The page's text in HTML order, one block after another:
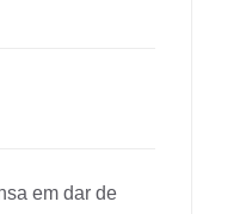
em dar de